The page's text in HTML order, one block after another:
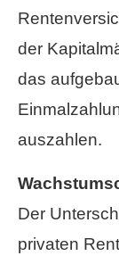
der
das
auszahlen.
Der
privaten